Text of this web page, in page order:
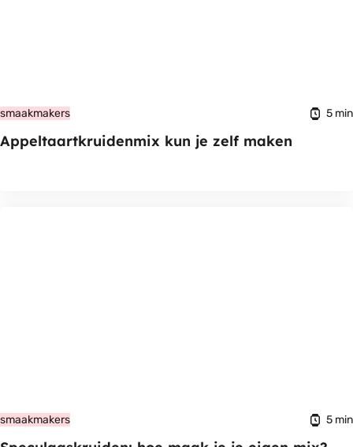
smaakmakers 5 min
Appeltaartkruidenmix kun je zelf maken
smaakmakers 5 min